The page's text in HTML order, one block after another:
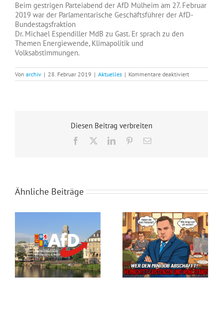
Beim gestrigen Parteiabend der AfD Mülheim am 27. Februar
2019 war der Parlamentarische Geschäftsführer der AfD-
Bundestagsfraktion
Dr. Michael Espendiller MdB zu Gast. Er sprach zu den
Themen Energiewende, Klimapolitik und
Volksabstimmungen.
Von archiv | 28. Februar 2019 | Aktuelles | Kommentare deaktiviertfür
Große
Diesen Beitrag verbreiten
Facebook LinkedInPinterest
E-
Ähnliche Beiträge